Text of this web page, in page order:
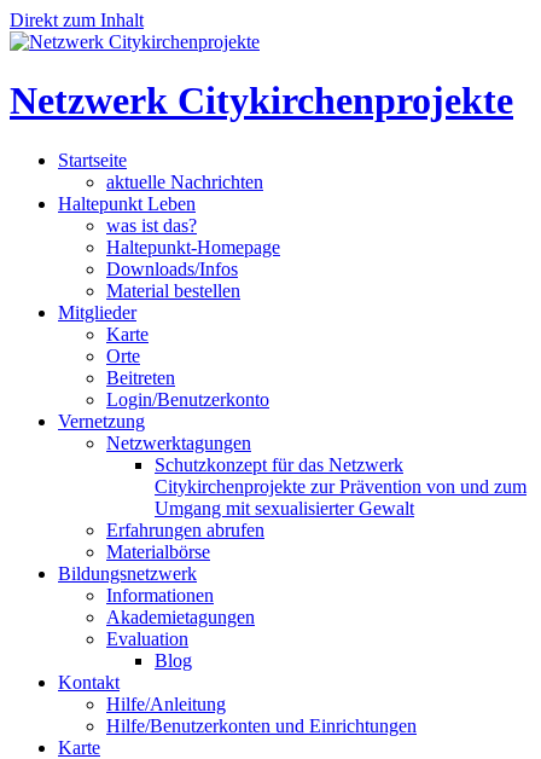
Direkt zum Inhalt
Netzwerk Citykirchenprojekte
Startseite
aktuelle Nachrichten
Haltepunkt Leben
was ist das?
Haltepunkt-Homepage
Downloads/Infos
Material bestellen
Mitglieder
Karte
Orte
Beitreten
Login/Benutzerkonto
Vernetzung
Netzwerktagungen
Schutzkonzept für das Netzwerk
Citykirchenprojekte zur Prävention von und zum
Umgang mit sexualisierter Gewalt
Erfahrungen abrufen
Materialbörse
Bildungsnetzwerk
Informationen
Akademietagungen
Evaluation
Blog
Kontakt
Hilfe/Anleitung
Hilfe/Benutzerkonten und Einrichtungen
Karte